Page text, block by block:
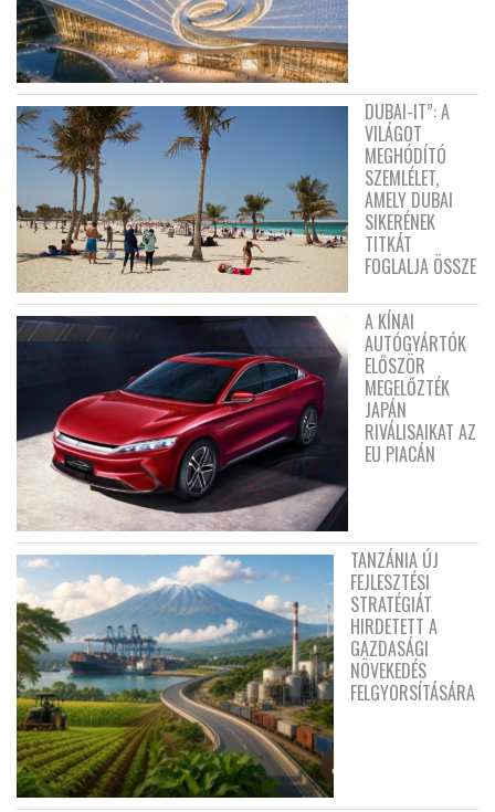
DUBAI-IT”: A
VILÁGOT
MEGHÓDÍTÓ
SZEMLÉLET,
AMELY DUBAI
SIKERÉNEK
TITKÁT
FOGLALJA ÖSSZE
A KÍNAI
AUTÓGYÁRTÓK
ELŐSZÖR
MEGELŐZTÉK
JAPÁN
RIVÁLISAIKAT AZ
EU PIACÁN
TANZÁNIA ÚJ
FEJLESZTÉSI
STRATÉGIÁT
HIRDETETT A
GAZDASÁGI
NÖVEKEDÉS
FELGYORSÍTÁSÁRA